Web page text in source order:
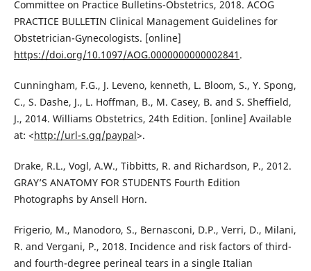
Committee on Practice Bulletins-Obstetrics, 2018. ACOG
PRACTICE BULLETIN Clinical Management Guidelines for
Obstetrician-Gynecologists. [online]
https://doi.org/10.1097/AOG.0000000000002841 .
Cunningham, F.G., J. Leveno, kenneth, L. Bloom, S., Y. Spong,
C., S. Dashe, J., L. Hoffman, B., M. Casey, B. and S. Sheffield,
J., 2014. Williams Obstetrics, 24th Edition. [online] Available
at: <http://url-s.gq/paypal>.
Drake, R.L., Vogl, A.W., Tibbitts, R. and Richardson, P., 2012.
GRAY’S ANATOMY FOR STUDENTS Fourth Edition
Photographs by Ansell Horn.
Frigerio, M., Manodoro, S., Bernasconi, D.P., Verri, D., Milani,
R. and Vergani, P., 2018. Incidence and risk factors of third-
and fourth-degree perineal tears in a single Italian